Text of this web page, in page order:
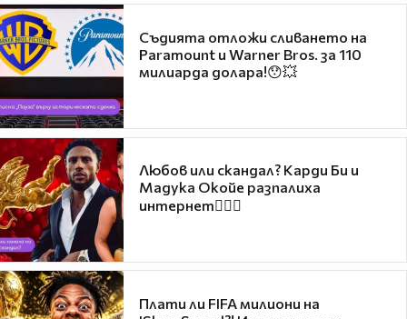
Съдията отложи сливането на
Paramount и Warner Bros. за 110
милиарда долара!😯💥
Любов или скандал? Карди Би и
Мадука Окойе разпалиха
интернет❤️‍🔥🔥
Плати ли FIFA милиони на